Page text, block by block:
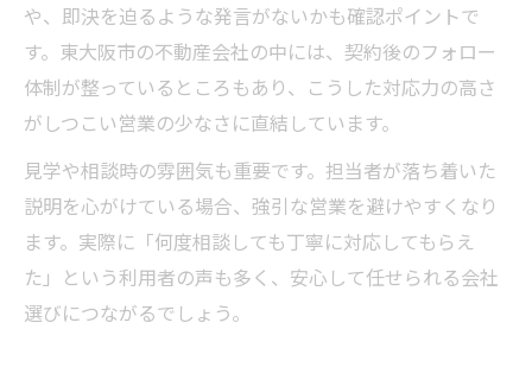
や、即決を迫るような発言がないかも確認ポイントで
す。東大阪市の不動産会社の中には、契約後のフォロー
体制が整っているところもあり、こうした対応力の高さ
がしつこい営業の少なさに直結しています。
見学や相談時の雰囲気も重要です。担当者が落ち着いた
説明を心がけている場合、強引な営業を避けやすくなり
ます。実際に「何度相談しても丁寧に対応してもらえ
た」という利用者の声も多く、安心して任せられる会社
選びにつながるでしょう。